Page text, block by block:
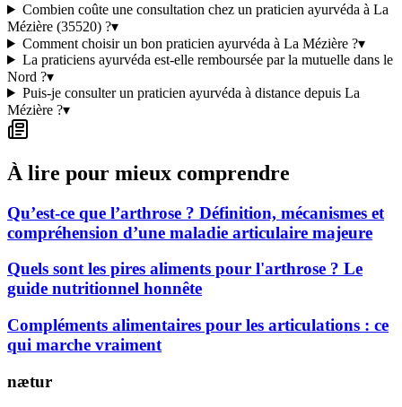
Combien coûte une consultation chez un praticien ayurvéda à La
Mézière (35520) ?▾
Comment choisir un bon praticien ayurvéda à La Mézière ?▾
La praticiens ayurvéda est-elle remboursée par la mutuelle dans le
Nord ?▾
Puis-je consulter un praticien ayurvéda à distance depuis La
Mézière ?▾
À lire pour mieux comprendre
Qu’est-ce que l’arthrose ? Définition, mécanismes et
compréhension d’une maladie articulaire majeure
Quels sont les pires aliments pour l'arthrose ? Le
guide nutritionnel honnête
Compléments alimentaires pour les articulations : ce
qui marche vraiment
nætur